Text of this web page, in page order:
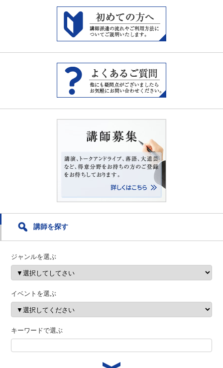
講師を探す
ジャンルを選ぶ
イベントを選ぶ
キーワードで選ぶ